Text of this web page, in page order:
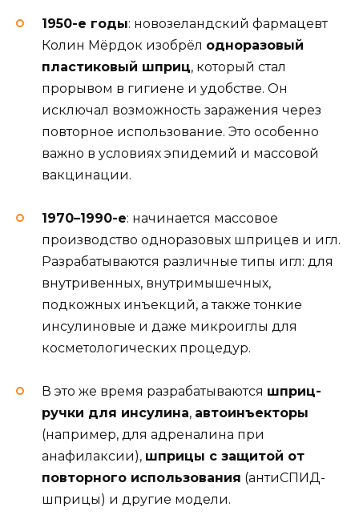
1950-е годы: новозеландский фармацевт
Колин Мёрдок изобрёл одноразовый
пластиковый шприц, который стал
прорывом в гигиене и удобстве. Он
исключал возможность заражения через
повторное использование. Это особенно
важно в условиях эпидемий и массовой
вакцинации.
1970–1990-е: начинается массовое
производство одноразовых шприцев и игл.
Разрабатываются различные типы игл: для
внутривенных, внутримышечных,
подкожных инъекций, а также тонкие
инсулиновые и даже микроиглы для
косметологических процедур.
В это же время разрабатываются шприц-
ручки для инсулина, автоинъекторы
(например, для адреналина при
анафилаксии), шприцы с защитой от
повторного использования (антиСПИД-
шприцы) и другие модели.